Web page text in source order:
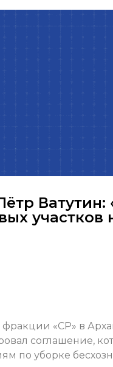
участков
«СР» в
соглашение,
по уборке